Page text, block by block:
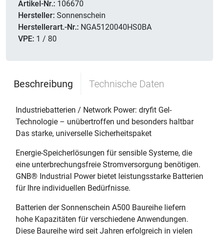
Artikel-Nr.: 106670
Hersteller: Sonnenschein
Herstellerart.-Nr.: NGA5120040HS0BA
VPE: 1 / 80
Beschreibung Technische Daten
Industriebatterien / Network Power: dryfit Gel-
Technologie – unübertroffen und besonders haltbar
Das starke, universelle Sicherheitspaket
Energie-Speicherlösungen für sensible Systeme, die
eine unterbrechungsfreie Stromversorgung benötigen.
GNB® Industrial Power bietet leistungsstarke Batterien
für Ihre individuellen Bedürfnisse.
Batterien der Sonnenschein A500 Baureihe liefern
hohe Kapazitäten für verschiedene Anwendungen.
Diese Baureihe wird seit Jahren erfolgreich in vielen